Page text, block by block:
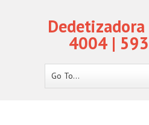
4004 |
Go To...